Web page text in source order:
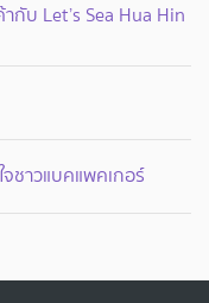
กับ Let’s Sea Hua Hin
ชาวแบคแพคเกอร์